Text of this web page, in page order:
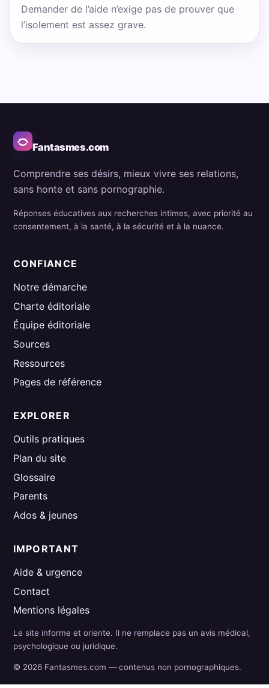
Demander de l’aide n’exige pas de prouver que
l’isolement est assez grave.
Fantasmes.com
Comprendre ses désirs, mieux vivre ses relations,
sans honte et sans pornographie.
Réponses éducatives aux recherches intimes, avec priorité au
consentement, à la santé, à la sécurité et à la nuance.
CONFIANCE
Notre démarche
Charte éditoriale
Équipe éditoriale
Sources
Ressources
Pages de référence
EXPLORER
Outils pratiques
Plan du site
Glossaire
Parents
Ados & jeunes
IMPORTANT
Aide & urgence
Contact
Mentions légales
Le site informe et oriente. Il ne remplace pas un avis médical,
psychologique ou juridique.
© 2026 Fantasmes.com — contenus non pornographiques.